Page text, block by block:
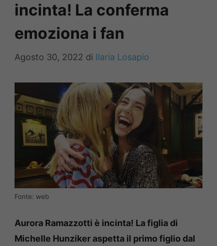
incinta! La conferma
emoziona i fan
Agosto 30, 2022 di Ilaria Losapio
Fonte: web
Aurora Ramazzotti è incinta! La figlia di
Michelle Hunziker aspetta il primo figlio dal